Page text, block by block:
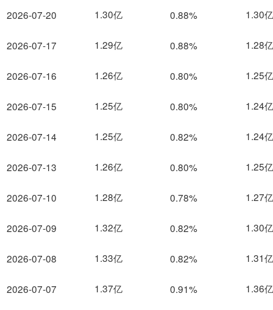
2026-07-20
2026-07-17
2026-07-16
2026-07-15
2026-07-14
2026-07-13
2026-07-10
2026-07-09
2026-07-08
2026-07-07
1.30亿 0.88% 1.30亿
1.29亿 0.88% 1.28亿
1.26亿 0.80% 1.25亿
1.25亿 0.80% 1.24亿
1.25亿 0.82% 1.24亿
1.26亿 0.80% 1.25亿
1.28亿 0.78% 1.27亿
1.32亿 0.82% 1.30亿
1.33亿 0.82% 1.31亿
1.37亿 0.91% 1.36亿